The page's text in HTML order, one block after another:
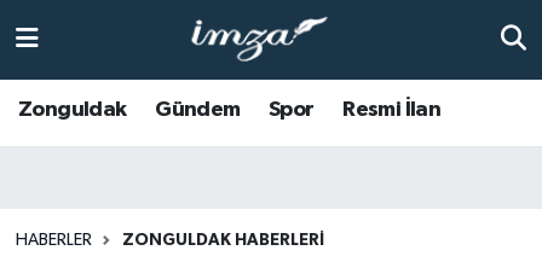
Zonguldak Gündem Spor Resmi İlan
HABERLER ZONGULDAK HABERLERI
Anasayfa
Zonguldak Hava Durumu